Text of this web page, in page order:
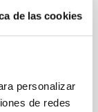
de las cookies
personalizar
de redes
los
ambiente
altos
pueden
de la
de moho